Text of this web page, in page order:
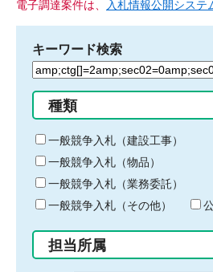
電子調達案件は、 入札情報公開システ
キーワード検索
検
る
キ
ー
ワ
ー
ド
入
力
種類
一般競争入札（建設工事）
一般競争入札（物品）
一般競争入札（業務委託）
一般競争入札（その他）
担当所属